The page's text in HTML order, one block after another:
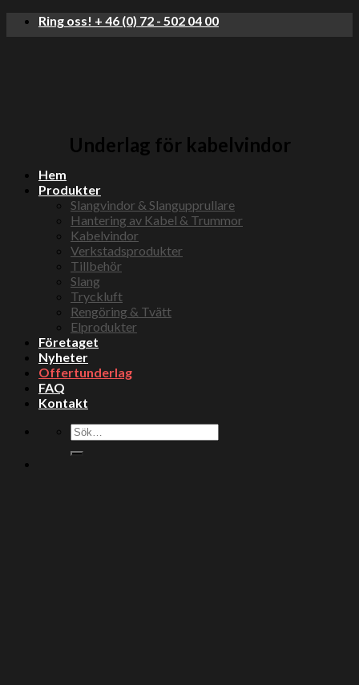
Skip
to
Ring oss! + 46 (0) 72 - 502 04 00
Hem
Produkter
Slangvindor & Slangupprullare
Hantering av Kabel & Trummor
Kabelvindor
Verkstadsprodukter
Tillbehör
Slang
Tryckluft
Rengöring & Tvätt
Elprodukter
Företaget
Nyheter
Offertunderlag
FAQ
Kontakt
Sök
efter:
Underlag för kabelvindor